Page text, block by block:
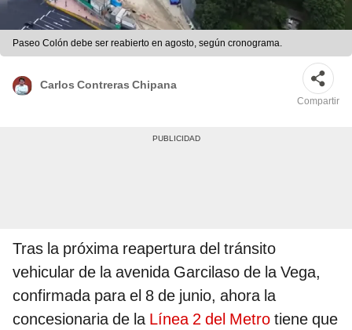
Paseo Colón debe ser reabierto en agosto, según cronograma.
Carlos Contreras Chipana
Compartir
Tras la próxima reapertura del tránsito
vehicular de la avenida Garcilaso de la Vega,
confirmada para el 8 de junio, ahora la
concesionaria de la Línea 2 del Metro tiene que